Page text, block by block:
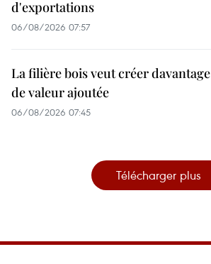
d'exportations
06/08/2026 07:57
La filière bois veut créer davantage
de valeur ajoutée
06/08/2026 07:45
Télécharger plus